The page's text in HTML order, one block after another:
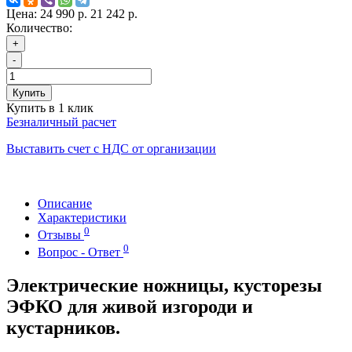
Цена: 24 990 р. 21 242 р.
Количество:
+
-
Купить
Купить в 1 клик
Безналичный расчет
Выставить счет с НДС от организации
Описание
Характеристики
Отзывы 0
Вопрос - Ответ 0
Электрические ножницы, кусторезы
ЭФКО для живой изгороди и
кустарников.